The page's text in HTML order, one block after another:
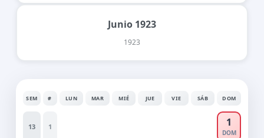
Junio 1923
1923
SEM # LUN MAR MIÉ JUE VIE SÁB DOM
13 1 1
DOM